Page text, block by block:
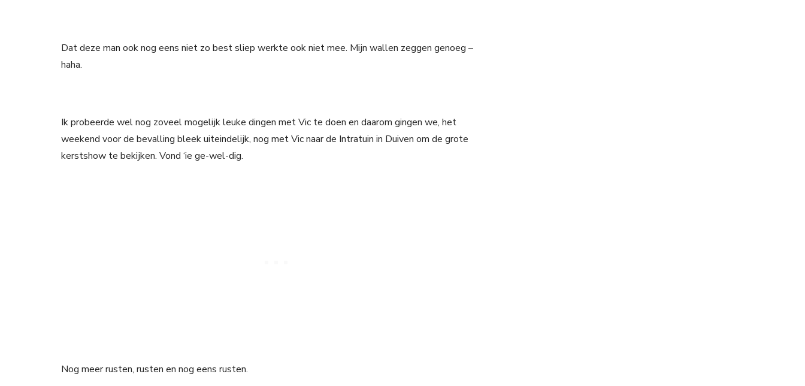
Dat deze man ook nog eens niet zo best sliep werkte ook niet mee. Mijn wallen zeggen genoeg –
haha.
Ik probeerde wel nog zoveel mogelijk leuke dingen met Vic te doen en daarom gingen we, het
weekend voor de bevalling bleek uiteindelijk, nog met Vic naar de Intratuin in Duiven om de grote
kerstshow te bekijken. Vond ‘ie ge-wel-dig.
Nog meer rusten, rusten en nog eens rusten.